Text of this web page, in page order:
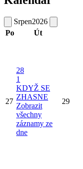
Srpen2026
Po
Út
27
28
1
KDYŽ SE
ZHASNE
Zobrazit
všechny
záznamy ze
dne
29